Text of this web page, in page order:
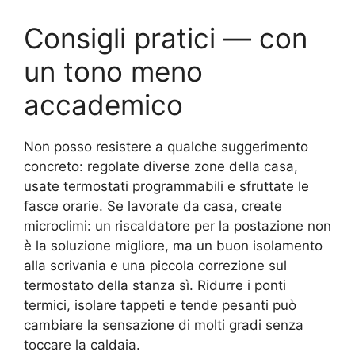
Consigli pratici — con
un tono meno
accademico
Non posso resistere a qualche suggerimento
concreto: regolate diverse zone della casa,
usate termostati programmabili e sfruttate le
fasce orarie. Se lavorate da casa, create
microclimi: un riscaldatore per la postazione non
è la soluzione migliore, ma un buon isolamento
alla scrivania e una piccola correzione sul
termostato della stanza sì. Ridurre i ponti
termici, isolare tappeti e tende pesanti può
cambiare la sensazione di molti gradi senza
toccare la caldaia.